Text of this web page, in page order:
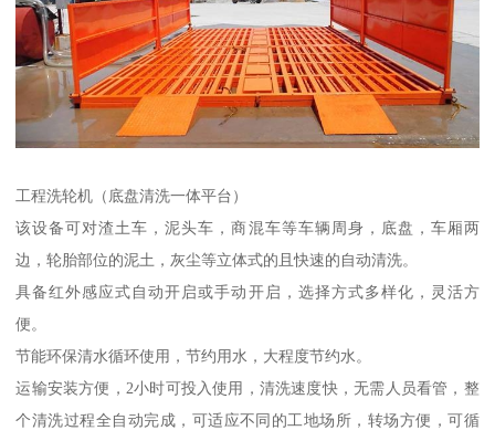
工程洗轮机（底盘清洗一体平台）
该设备可对渣土车，泥头车，商混车等车辆周身，底盘，车厢两
边，轮胎部位的泥土，灰尘等立体式的且快速的自动清洗。
具备红外感应式自动开启或手动开启，选择方式多样化，灵活方
便。
节能环保清水循环使用，节约用水，大程度节约水。
运输安装方便，2小时可投入使用，清洗速度快，无需人员看管，整
个清洗过程全自动完成，可适应不同的工地场所，转场方便，可循